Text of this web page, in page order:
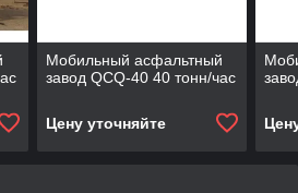
Мобильный асфальтный
завод QCQ-40 40 тонн/час
Цену уточняйте